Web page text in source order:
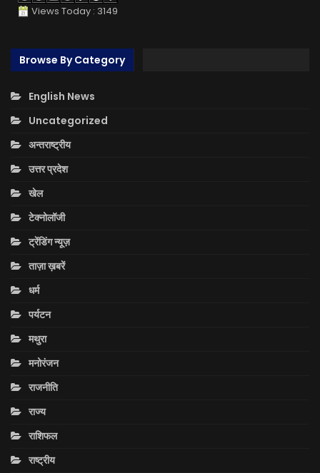
Views Today : 3149
Browse By Category
English News
Uncategorized
अन्तराष्ट्रीय
उत्तर प्रदेश
खेल
टेक्नोलॉजी
ट्रेंडिंग न्यूज़
ताज़ा ख़बरें
धर्म
पर्यटन
मथुरा
मनोरंजन
राजनीति
राज्य
राशिफल
राष्ट्रीय